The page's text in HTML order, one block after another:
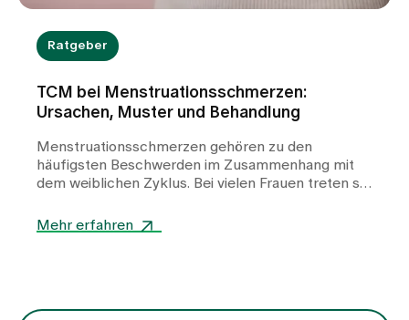
Ratgeber
TCM bei Menstruationsschmerzen:
Ursachen, Muster und Behandlung
Menstruationsschmerzen gehören zu den
häufigsten Beschwerden im Zusammenhang mit
dem weiblichen Zyklus. Bei vielen Frauen treten sie
deutlich beeinträchtigen. In unserer TCM-Praxis
im Körper. Im Zentrum steht dabei die Frage,
Mehr erfahren